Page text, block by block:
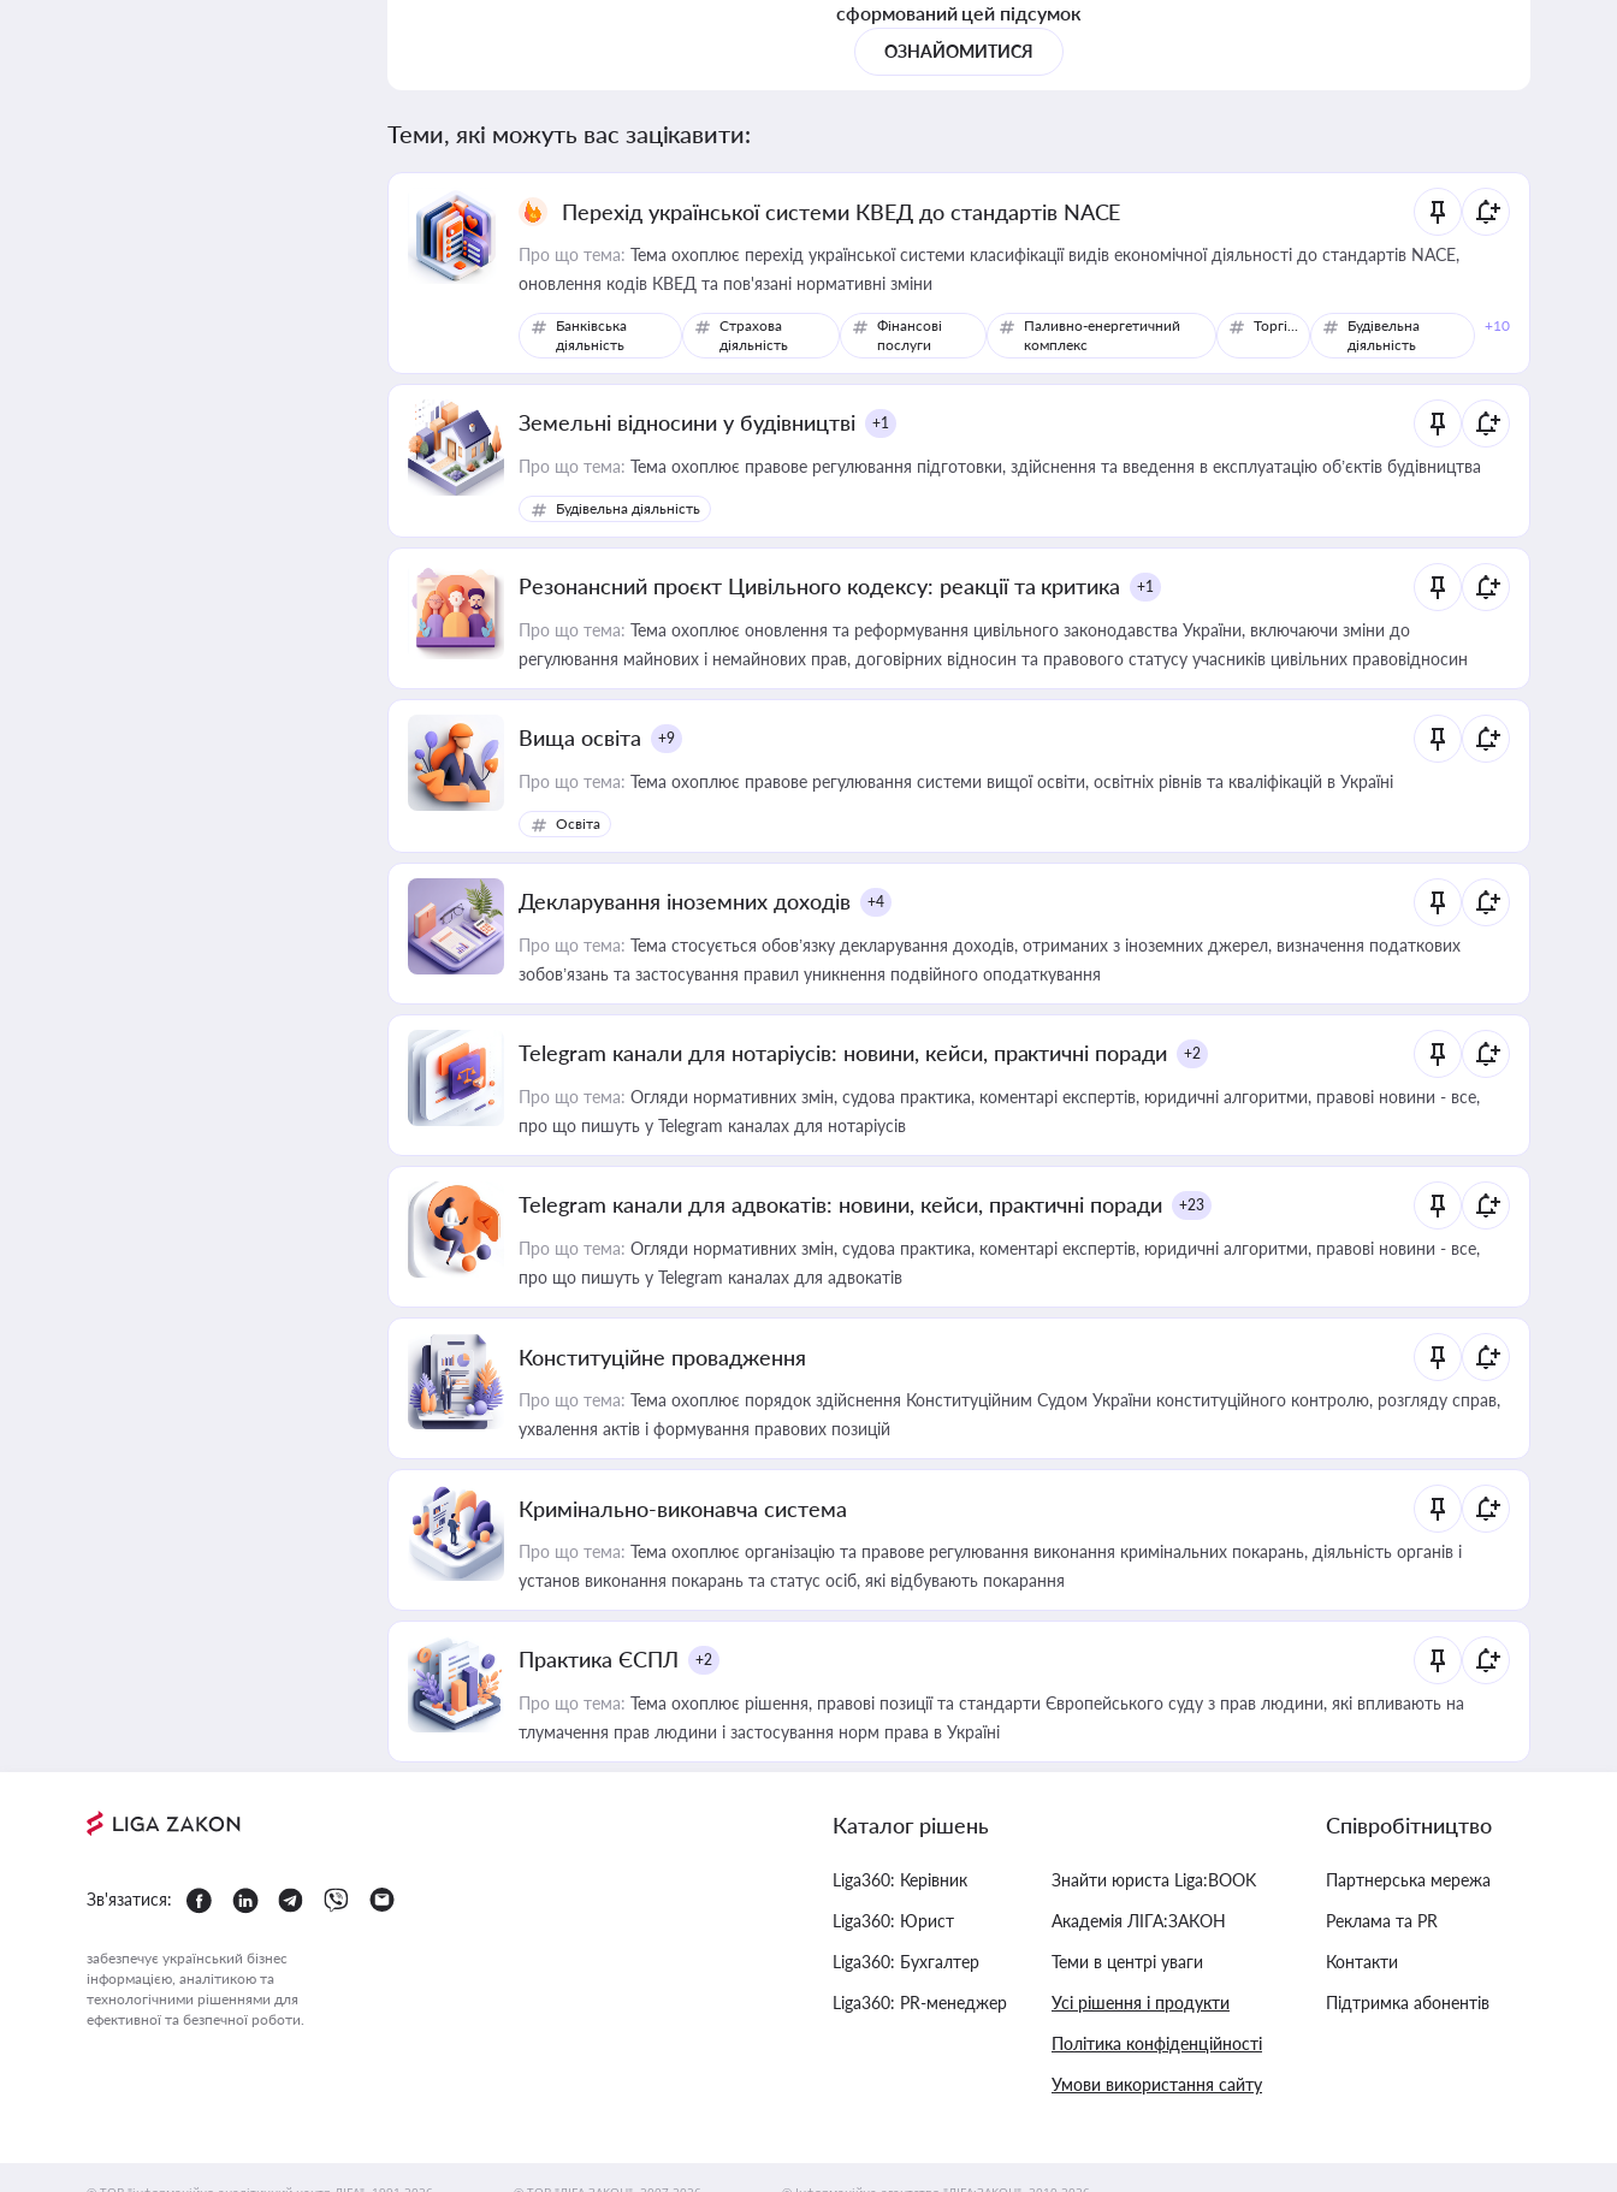
сформований цей підсумок
ОЗНАЙОМИТИСЯ
Теми, які можуть вас зацікавити:
Перехід української системи КВЕД до стандартів NACE
Про що тема: Тема охоплює перехід української системи класифікації видів економічної діяльності до стандартів NACE,
оновлення кодів КВЕД та пов'язані нормативні зміни
Банківська
діяльність
Страхова
діяльність
Фінансові
послуги
Паливно-енергетичний
комплекс
Торгівля
Будівельна
діяльність
+10
Земельні відносини у будівництві +1
Про що тема: Тема охоплює правове регулювання підготовки, здійснення та введення в експлуатацію об’єктів будівництва
Будівельна діяльність
Резонансний проєкт Цивільного кодексу: реакції та критика +1
Про що тема: Тема охоплює оновлення та реформування цивільного законодавства України, включаючи зміни до
регулювання майнових і немайнових прав, договірних відносин та правового статусу учасників цивільних правовідносин
Вища освіта +9
Про що тема: Тема охоплює правове регулювання системи вищої освіти, освітніх рівнів та кваліфікацій в Україні
Освіта
Декларування іноземних доходів +4
Про що тема: Тема стосується обов’язку декларування доходів, отриманих з іноземних джерел, визначення податкових
зобов’язань та застосування правил уникнення подвійного оподаткування
Telegram канали для нотаріусів: новини, кейси, практичні поради +2
Про що тема: Огляди нормативних змін, судова практика, коментарі експертів, юридичні алгоритми, правові новини - все,
про що пишуть у Telegram каналах для нотаріусів
Telegram канали для адвокатів: новини, кейси, практичні поради +23
Про що тема: Огляди нормативних змін, судова практика, коментарі експертів, юридичні алгоритми, правові новини - все,
про що пишуть у Telegram каналах для адвокатів
Конституційне провадження
Про що тема: Тема охоплює порядок здійснення Конституційним Судом України конституційного контролю, розгляду справ,
ухвалення актів і формування правових позицій
Кримінально-виконавча система
Про що тема: Тема охоплює організацію та правове регулювання виконання кримінальних покарань, діяльність органів і
установ виконання покарань та статус осіб, які відбувають покарання
Практика ЄСПЛ +2
Про що тема: Тема охоплює рішення, правові позиції та стандарти Європейського суду з прав людини, які впливають на
тлумачення прав людини і застосування норм права в Україні
Зв'язатися:
забезпечує український бізнес
інформацією, аналітикою та
технологічними рішеннями для
ефективної та безпечної роботи.
Каталог рішень
Liga360: Керівник
Liga360: Юрист
Liga360: Бухгалтер
Liga360: PR-менеджер
Знайти юриста Liga:BOOK
Академія ЛІГА:ЗАКОН
Теми в центрі уваги
Усі рішення і продукти
Політика конфіденційності
Умови використання сайту
Співробітництво
Партнерська мережа
Реклама та PR
Контакти
Підтримка абонентів